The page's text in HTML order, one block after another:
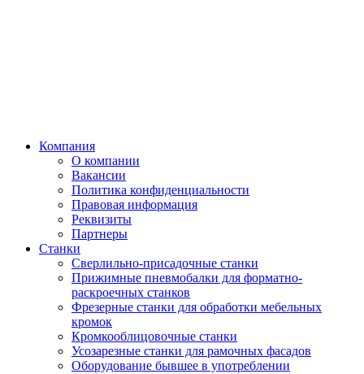
Компания
О компании
Вакансии
Политика конфиденциальности
Правовая информация
Реквизиты
Партнеры
Станки
Сверлильно-присадочные станки
Прижимные пневмобалки для форматно-
раскроечных станков
Фрезерные станки для обработки мебельных
кромок
Кромкооблицовочные станки
Усозарезные станки для рамочных фасадов
Оборудование бывшее в употреблении